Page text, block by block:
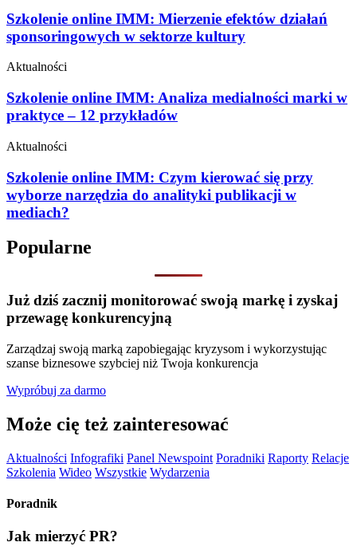
Szkolenie online IMM: Mierzenie efektów działań
sponsoringowych w sektorze kultury
Aktualności
Szkolenie online IMM: Analiza medialności marki w
praktyce – 12 przykładów
Aktualności
Szkolenie online IMM: Czym kierować się przy
wyborze narzędzia do analityki publikacji w
mediach?
Popularne
Już dziś zacznij monitorować swoją markę i zyskaj
przewagę konkurencyjną
Zarządzaj swoją marką zapobiegając kryzysom i wykorzystując
szanse biznesowe szybciej niż Twoja konkurencja
Wypróbuj za darmo
Może cię też zainteresować
Aktualności Infografiki Panel Newspoint Poradniki Raporty Relacje
Szkolenia Wideo Wszystkie Wydarzenia
Poradnik
Jak mierzyć PR?